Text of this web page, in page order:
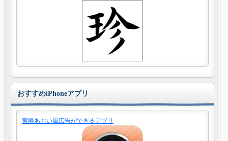
おすすめiPhoneアプリ
宮崎あおい風広告ができるアプリ